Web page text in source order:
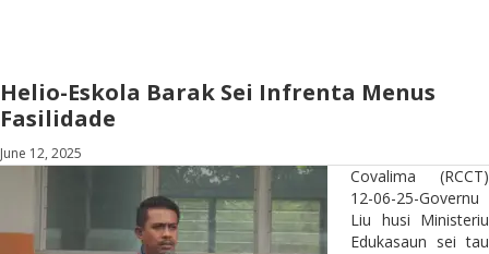
Helio-Eskola Barak Sei Infrenta Menus
Fasilidade
June 12, 2025
Covalima (RCCT)
12-06-25-Governu
Liu husi Ministeriu
Edukasaun sei tau